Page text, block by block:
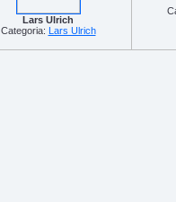
Lars Ulrich
Categoria: Lars Ulrich